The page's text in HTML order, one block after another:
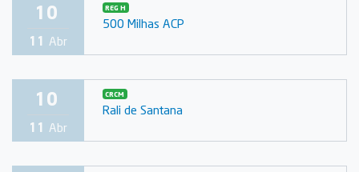
10
11 Abr
REG H
500 Milhas ACP
10
11 Abr
CRCM
Rali de Santana